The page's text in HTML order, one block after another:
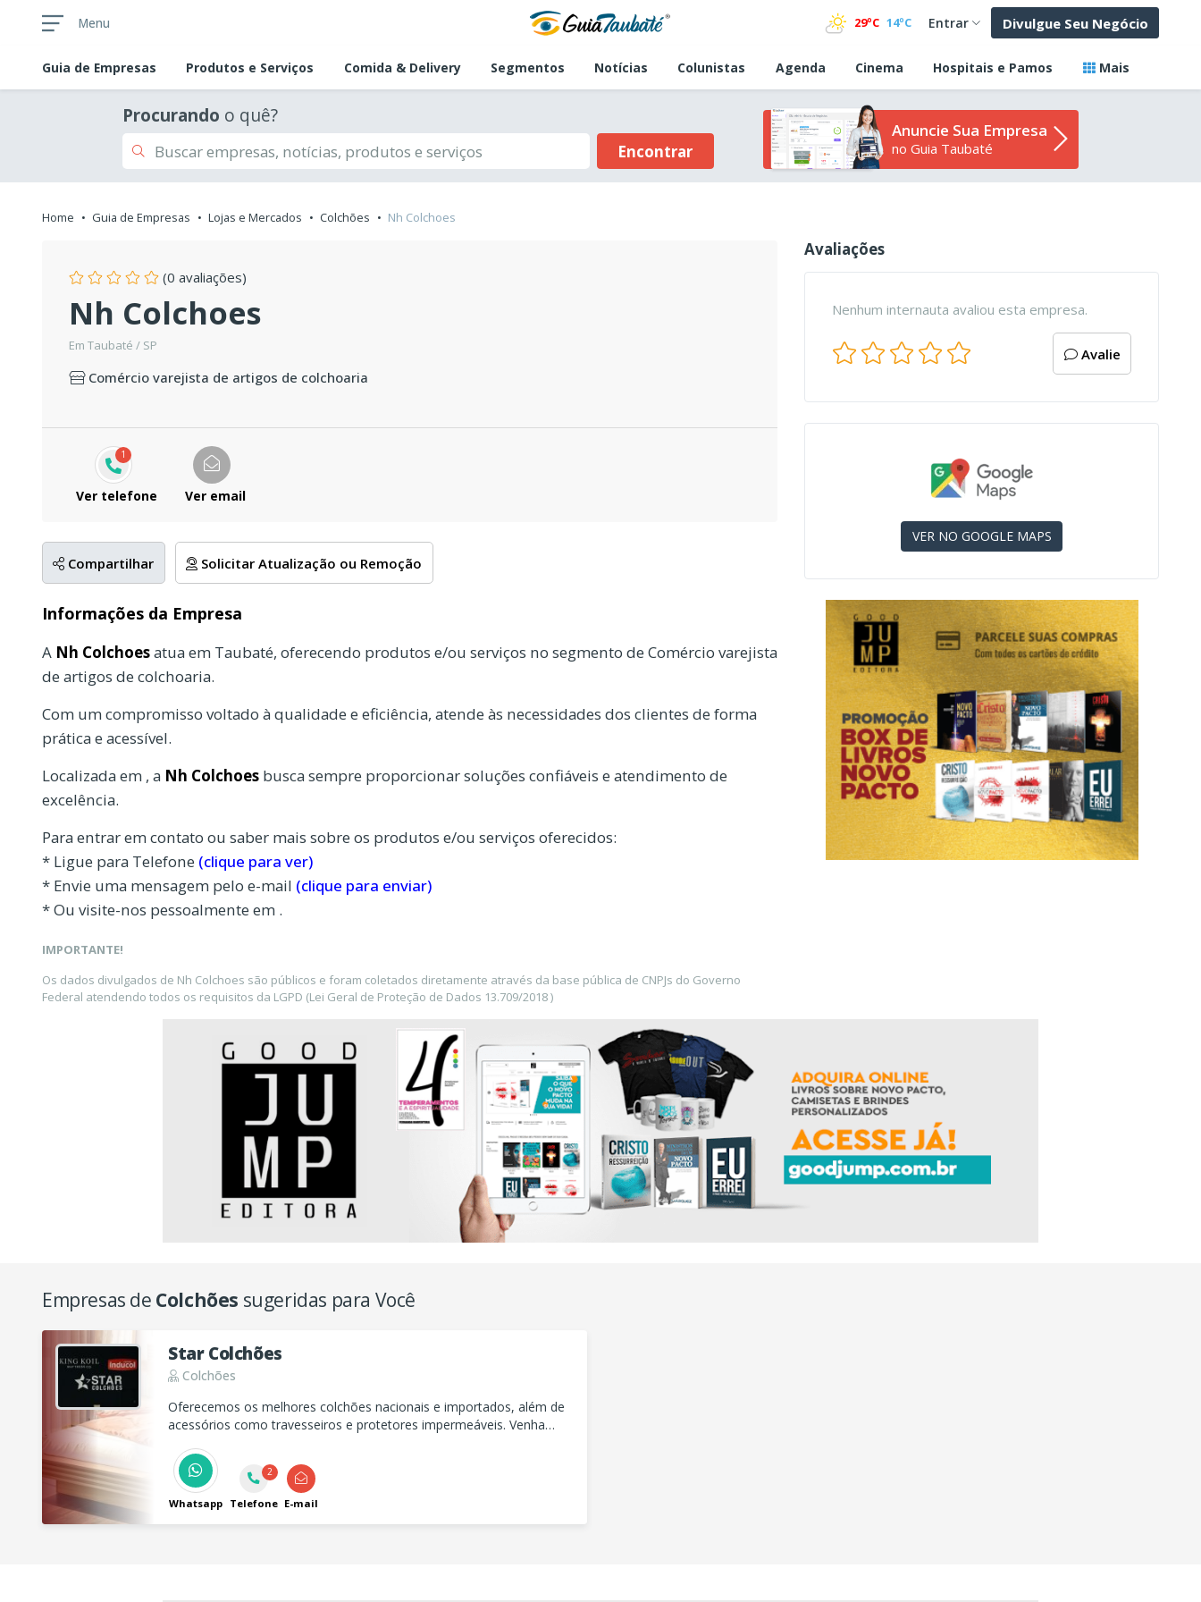
Menu 29ºC 14ºC Entrar Divulgue Seu Negócio
Guia de Empresas Produtos e Serviços Comida & Delivery Segmentos Notícias Colunistas Agenda Cinema Hospitais e Pamos Mais
Procurando o quê?
Encontrar
Anuncie Sua Empresa
no Guia Taubaté
Home Guia de Empresas Lojas e Mercados Colchões Nh Colchoes
(0 avaliações)
Nh Colchoes
Em Taubaté / SP
Comércio varejista de artigos de colchoaria
1
Ver telefone Ver email
Compartilhar Solicitar Atualização ou Remoção
Informações da Empresa
A Nh Colchoesatua em Taubaté, oferecendo produtos e/ou serviços no segmento de Comércio varejista
de artigos de colchoaria.
Com um compromisso voltado à qualidade e eficiência, atende às necessidades dos clientes de forma
prática e acessível.
Localizada em , a Nh Colchoes busca sempre proporcionar soluções confiáveis e atendimento de
excelência.
Para entrar em contato ou saber mais sobre os produtos e/ou serviços oferecidos:
* Ligue para Telefone (clique para ver)
* Envie uma mensagem pelo e-mail (clique para enviar)
* Ou visite-nos pessoalmente em .
IMPORTANTE!
Os dados divulgados de Nh Colchoes são públicos e foram coletados diretamente através da base pública de CNPJs do Governo
Federal atendendo todos os requisitos da LGPD (Lei Geral de Proteção de Dados 13.709/2018 )
Avaliações
Nenhum internauta avaliou esta empresa.
Avalie
VER NO GOOGLE MAPS
Empresas de Colchões sugeridas para Você
Star Colchões
Colchões
Oferecemos os melhores colchões nacionais e importados, além de
acessórios como travesseiros e protetores impermeáveis. Venha
Whatsapp
2
Telefone E-mail